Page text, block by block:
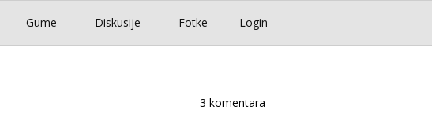
Login
Gume Diskusije Fotke
3 komentara